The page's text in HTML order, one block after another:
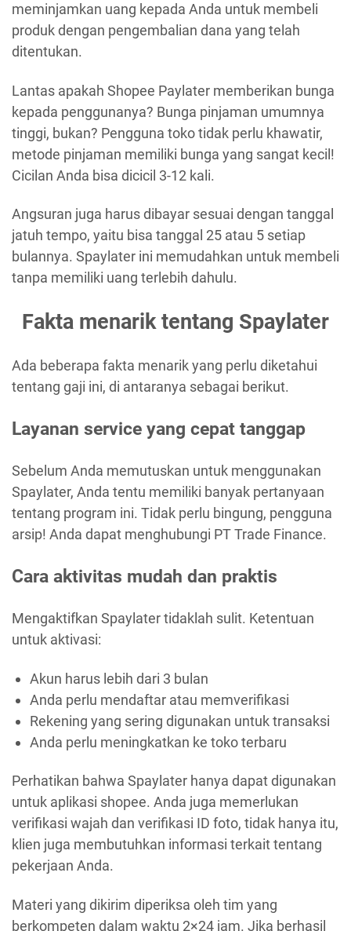
meminjamkan uang kepada Anda untuk membeli
produk dengan pengembalian dana yang telah
ditentukan.
Lantas apakah Shopee Paylater memberikan bunga
kepada penggunanya? Bunga pinjaman umumnya
tinggi, bukan? Pengguna toko tidak perlu khawatir,
metode pinjaman memiliki bunga yang sangat kecil!
Cicilan Anda bisa dicicil 3-12 kali.
Angsuran juga harus dibayar sesuai dengan tanggal
jatuh tempo, yaitu bisa tanggal 25 atau 5 setiap
bulannya. Spaylater ini memudahkan untuk membeli
tanpa memiliki uang terlebih dahulu.
Fakta menarik tentang Spaylater
Ada beberapa fakta menarik yang perlu diketahui
tentang gaji ini, di antaranya sebagai berikut.
Layanan service yang cepat tanggap
Sebelum Anda memutuskan untuk menggunakan
Spaylater, Anda tentu memiliki banyak pertanyaan
tentang program ini. Tidak perlu bingung, pengguna
arsip! Anda dapat menghubungi PT Trade Finance.
Cara aktivitas mudah dan praktis
Mengaktifkan Spaylater tidaklah sulit. Ketentuan
untuk aktivasi:
Akun harus lebih dari 3 bulan
Anda perlu mendaftar atau memverifikasi
Rekening yang sering digunakan untuk transaksi
Anda perlu meningkatkan ke toko terbaru
Perhatikan bahwa Spaylater hanya dapat digunakan
untuk aplikasi shopee. Anda juga memerlukan
verifikasi wajah dan verifikasi ID foto, tidak hanya itu,
klien juga membutuhkan informasi terkait tentang
pekerjaan Anda.
Materi yang dikirim diperiksa oleh tim yang
berkompeten dalam waktu 2×24 jam. Jika berhasil